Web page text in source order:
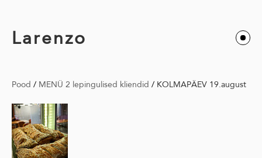
Larenzo
Pood / MENÜ 2 lepingulised kliendid / KOLMAPÄEV 19.august